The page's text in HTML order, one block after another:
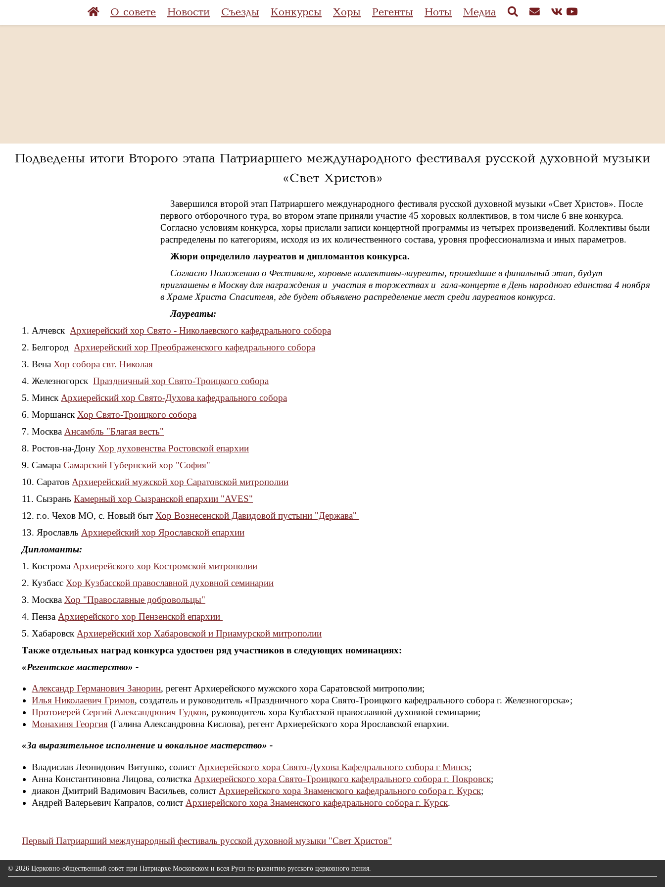
О совете Новости Съезды Конкурсы Хоры Регенты Ноты Медиа
Подведены итоги Второго этапа Патриаршего международного фестиваля русской духовной музыки
«Свет Христов»
Завершился второй этап Патриаршего международного фестиваля русской духовной музыки «Свет Христов». После
первого отборочного тура, во втором этапе приняли участие 45 хоровых коллективов, в том числе 6 вне конкурса.
Согласно условиям конкурса, хоры прислали записи концертной программы из четырех произведений. Коллективы были
распределены по категориям, исходя из их количественного состава, уровня профессионализма и иных параметров.
Жюри определило лауреатов и дипломантов конкурса.
Согласно Положению о Фестивале, хоровые коллективы-лауреаты, прошедшие в финальный этап, будут
приглашены в Москву для награждения и участия в торжествах и гала-концерте в День народного единства 4 ноября
в Храме Христа Спасителя, где будет объявлено распределение мест среди лауреатов конкурса.
Лауреаты:
1. Алчевск Архиерейский хор Свято - Николаевского кафедрального собора
2. Белгород Архиерейский хор Преображенского кафедрального собора
3. Вена Хор собора свт. Николая
4. Железногорск Праздничный хор Свято-Троицкого собора
5. Минск Архиерейский хор Свято-Духова кафедрального собора
6. Моршанск Хор Свято-Троицкого собора
7. Москва Ансамбль "Благая весть"
8. Ростов-на-Дону Хор духовенства Ростовской епархии
9. Самара Самарский Губернский хор "София"
10. Саратов Архиерейский мужской хор Саратовской митрополии
11. Сызрань Камерный хор Сызранской епархии "AVES"
12. г.о. Чехов МО, с. Новый быт Хор Вознесенской Давидовой пустыни "Держава"
13. Ярославль Архиерейский хор Ярославской епархии
Дипломанты:
1. Кострома Архиерейского хор Костромской митрополии
2. Кузбасс Хор Кузбасской православной духовной семинарии
3. Москва Хор "Православные добровольцы"
4. Пенза Архиерейского хор Пензенской епархии
5. Хабаровск Архиерейский хор Хабаровской и Приамурской митрополии
Также отдельных наград конкурса удостоен ряд участников в следующих номинациях:
«Регентское мастерство» -
Александр Германович Занорин, регент Архиерейского мужского хора Саратовской митрополии;
Илья Николаевич Гримов, создатель и руководитель «Праздничного хора Свято-Троицкого кафедрального собора г. Железногорска»;
Протоиерей Сергий Александрович Гудков, руководитель хора Кузбасской православной духовной семинарии;
Монахиня Георгия (Галина Александровна Кислова), регент Архиерейского хора Ярославской епархии.
«За выразительное исполнение и вокальное мастерство» -
Владислав Леонидович Витушко, солист Архиерейского хора Свято-Духова Кафедрального собора г Минск;
Анна Константиновна Лицова, солистка Архиерейского хора Свято-Троицкого кафедрального собора г. Покровск;
диакон Дмитрий Вадимович Васильев, солист Архиерейского хора Знаменского кафедрального собора г. Курск;
Андрей Валерьевич Капралов, солист Архиерейского хора Знаменского кафедрального собора г. Курск.
Первый Патриарший международный фестиваль русской духовной музыки "Свет Христов"
© 2026 Церковно-общественный совет при Патриархе Московском и всея Руси по развитию русского церковного пения.